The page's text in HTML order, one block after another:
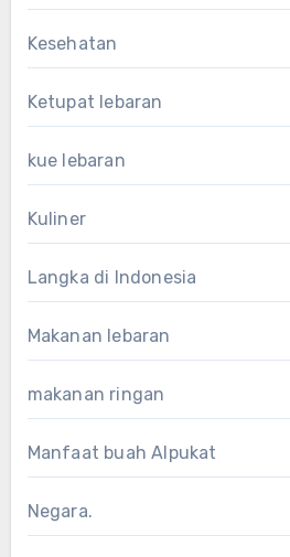
Kesehatan
Ketupat lebaran
kue lebaran
Kuliner
Langka di Indonesia
Makanan lebaran
makanan ringan
Manfaat buah Alpukat
Negara.